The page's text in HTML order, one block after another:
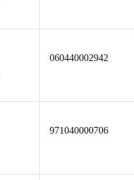
060440002942
971040000706